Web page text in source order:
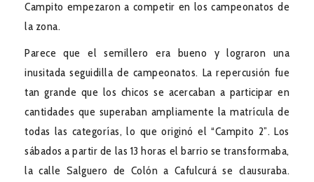
Campito empezaron a competir en los campeonatos de
la zona.
Parece que el semillero era bueno y lograron una
inusitada seguidilla de campeonatos. La repercusión fue
tan grande que los chicos se acercaban a participar en
cantidades que superaban ampliamente la matrícula de
todas las categorías, lo que originó el “Campito 2”. Los
sábados a partir de las 13 horas el barrio se transformaba,
la calle Salguero de Colón a Cafulcurá se clausuraba.